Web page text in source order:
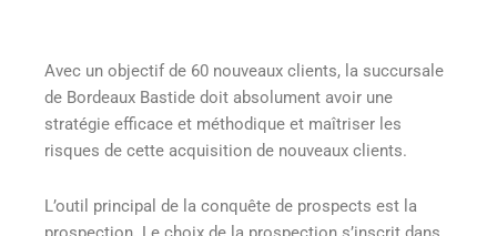
Avec un objectif de 60 nouveaux clients, la succursale
de Bordeaux Bastide doit absolument avoir une
stratégie efficace et méthodique et maîtriser les
risques de cette acquisition de nouveaux clients.
L’outil principal de la conquête de prospects est la